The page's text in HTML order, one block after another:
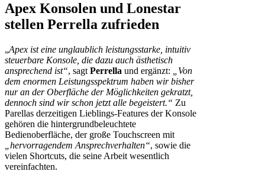
Apex Konsolen und Lonestar
stellen Perrella zufrieden
„Apex ist eine unglaublich leistungsstarke, intuitiv
steuerbare Konsole, die dazu auch ästhetisch
ansprechend ist“, sagt Perrella und ergänzt:
„Von
dem enormen Leistungsspektrum haben wir bisher
nur an der Oberfläche der Möglichkeiten gekratzt,
dennoch sind wir schon jetzt alle begeistert.“ Zu
Parellas derzeitigen Lieblings-Features der Konsole
gehören die hintergrundbeleuchtete
Bedienoberfläche, der große Touchscreen mit
„hervorragendem Ansprechverhalten“, sowie die
vielen Shortcuts, die seine Arbeit wesentlich
vereinfachten.